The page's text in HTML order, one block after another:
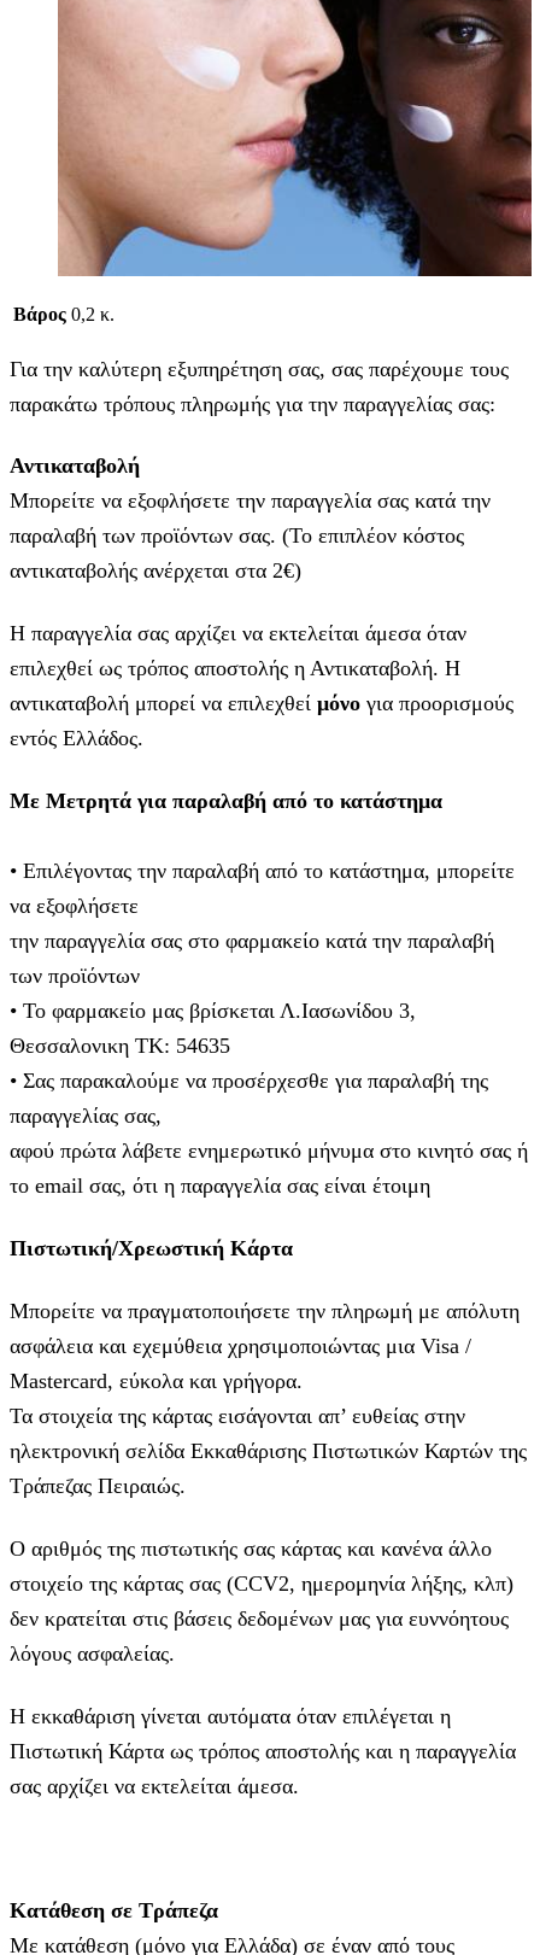
Βάρος 0,2 κ.
Για την καλύτερη εξυπηρέτηση σας, σας παρέχουμε τους
παρακάτω τρόπους πληρωμής για την παραγγελίας σας:
Αντικαταβολή
Μπορείτε να εξοφλήσετε την παραγγελία σας κατά την
παραλαβή των προϊόντων σας. (Το επιπλέον κόστος
αντικαταβολής ανέρχεται στα 2€)
Η παραγγελία σας αρχίζει να εκτελείται άμεσα όταν
επιλεχθεί ως τρόπος αποστολής η Αντικαταβολή. Η
αντικαταβολή μπορεί να επιλεχθεί μόνο για προορισμούς
εντός Ελλάδος.
Με Μετρητά για παραλαβή από το κατάστημα
• Επιλέγοντας την παραλαβή από το κατάστημα, μπορείτε
να εξοφλήσετε
την παραγγελία σας στο φαρμακείο κατά την παραλαβή
των προϊόντων
• Το φαρμακείο μας βρίσκεται Λ.Ιασωνίδου 3,
Θεσσαλονικη ΤΚ: 54635
• Σας παρακαλούμε να προσέρχεσθε για παραλαβή της
παραγγελίας σας,
αφού πρώτα λάβετε ενημερωτικό μήνυμα στο κινητό σας ή
το email σας, ότι η παραγγελία σας είναι έτοιμη
Πιστωτική/Χρεωστική Κάρτα
Μπορείτε να πραγματοποιήσετε την πληρωμή με απόλυτη
ασφάλεια και εχεμύθεια χρησιμοποιώντας μια Visa /
Mastercard, εύκολα και γρήγορα.
Τα στοιχεία της κάρτας εισάγoνται απ’ ευθείας στην
ηλεκτρονική σελίδα Εκκαθάρισης Πιστωτικών Καρτών της
Τράπεζας Πειραιώς.
Ο αριθμός της πιστωτικής σας κάρτας και κανένα άλλο
στοιχείο της κάρτας σας (CCV2, ημερομηνία λήξης, κλπ)
δεν κρατείται στις βάσεις δεδομένων μας για ευννόητους
λόγους ασφαλείας.
Η εκκαθάριση γίνεται αυτόματα όταν επιλέγεται η
Πιστωτική Κάρτα ως τρόπος αποστολής και η παραγγελία
σας αρχίζει να εκτελείται άμεσα.
Κατάθεση σε Τράπεζα
Με κατάθεση (μόνο για Ελλάδα) σε έναν από τους